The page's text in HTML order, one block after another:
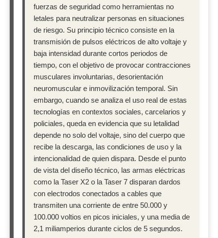
fuerzas de seguridad como herramientas no
letales para neutralizar personas en situaciones
de riesgo. Su principio técnico consiste en la
transmisión de pulsos eléctricos de alto voltaje y
baja intensidad durante cortos periodos de
tiempo, con el objetivo de provocar contracciones
musculares involuntarias, desorientación
neuromuscular e inmovilización temporal. Sin
embargo, cuando se analiza el uso real de estas
tecnologías en contextos sociales, carcelarios y
policiales, queda en evidencia que su letalidad
depende no solo del voltaje, sino del cuerpo que
recibe la descarga, las condiciones de uso y la
intencionalidad de quien dispara. Desde el punto
de vista del diseño técnico, las armas eléctricas
como la Taser X2 o la Taser 7 disparan dardos
con electrodos conectados a cables que
transmiten una corriente de entre 50.000 y
100.000 voltios en picos iniciales, y una media de
2,1 miliamperios durante ciclos de 5 segundos.